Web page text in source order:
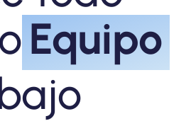
Equipo
Humberto
Ordóñez
su perfil